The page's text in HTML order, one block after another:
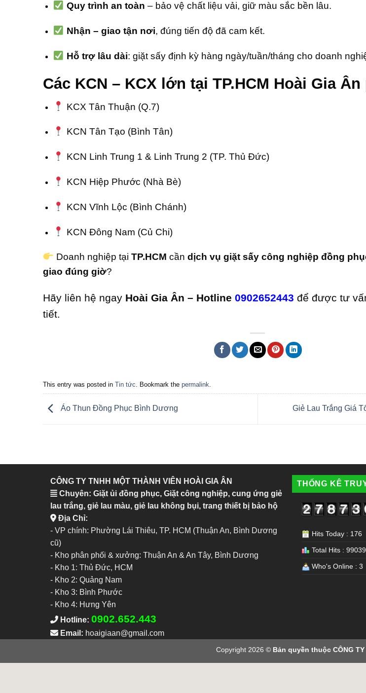
Quy trình an toàn – bảo vệ chất liệu vải, giữ màu sắc bền lâu.
Nhận – giao tận nơi, đúng tiến độ đã cam kết.
Hỗ trợ lâu dài: giặt sấy định kỳ hàng ngày/tuần/tháng cho doanh
Các KCN – KCX lớn tại TP.HCM Hoài Gia
KCX Tân Thuận (Q.7)
KCN Tân Tạo (Bình Tân)
KCN Linh Trung 1 & Linh Trung 2 (TP. Thủ Đức)
KCN Hiệp Phước (Nhà Bè)
KCN Vĩnh Lộc (Bình Chánh)
KCN Đông Nam (Củ Chi)
Doanh nghiệp tại TP.HCM cần dịch vụ giặt sấy công nghiệp đồng
giao đúng giờ?
Hãy liên hệ ngay Hoài Gia Ân – Hotline 0902652443 để được tư
tiết.
This entry was posted in Tin tức . Bookmark the permalink
Áo Thun Đồng Phục Bình Dương Giẻ Lau Trắng Giá
CÔNG TY TNHH MỘT THÀNH VIÊN HOÀI GIA ÂN
Chuyên: Giặt ủi đồng phục, Giặt công nghiệp, cung ứng giẻ
lau trắng, giẻ lau màu, giẻ lau không bụi, trang thiết bị bảo hộ
Địa Chỉ:
- VP chính: Phường Lái Thiêu, TP. HCM (Thuận An, Bình Dương
cũ)
- Kho phân phối & xưởng: Thuận An & An Tây, Bình Dương
- Kho 1: Thủ Đức, HCM
- Kho 2: Quảng Nam
- Kho 3: Bình Phước
- Kho 4: Hưng Yên
Hotline: 0902.652.443
Email: hoaigiaan@gmail.com
THỐNG KÊ
Hits Today : 176
Total Hits :
Who's Online : 3
Copyright 2026 © Bản quyền thuộc CÔNG TY